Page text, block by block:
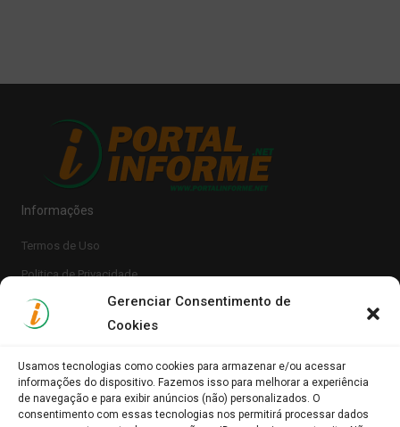
Gerenciar Consentimento de
Cookies
Usamos tecnologias como cookies para armazenar e/ou acessar
informações do dispositivo. Fazemos isso para melhorar a experiência
de navegação e para exibir anúncios (não) personalizados. O
consentimento com essas tecnologias nos permitirá processar dados
Informações
Termos de Uso
Politica de Privacidade